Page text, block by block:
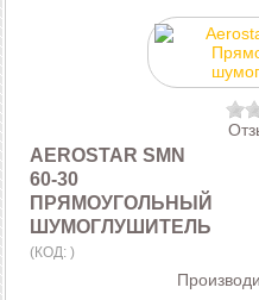
AEROSTAR SMN
60-30
ПРЯМОУГОЛЬНЫЙ
ШУМОГЛУШИТЕЛЬ
(КОД: )